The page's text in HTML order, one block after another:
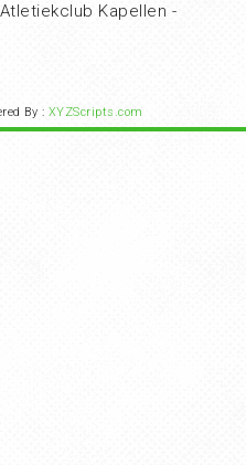
Kapellen -
By : XYZScripts.com